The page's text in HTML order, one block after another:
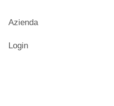
Azienda
Login